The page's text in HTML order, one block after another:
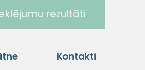
rezultāti
Kontakti